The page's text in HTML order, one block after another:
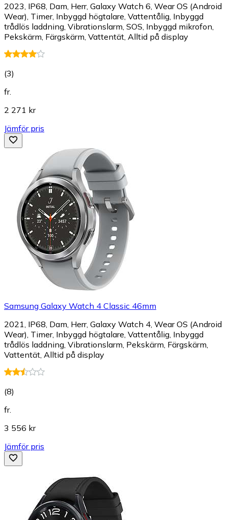
2023, IP68, Dam, Herr, Galaxy Watch 6, Wear OS (Android
Wear), Timer, Inbyggd högtalare, Vattentålig, Inbyggd
trådlös laddning, Vibrationslarm, SOS, Inbyggd mikrofon,
Pekskärm, Färgskärm, Vattentät, Alltid på display
(3)
fr.
2 271 kr
Jämför pris
Samsung Galaxy Watch 4 Classic 46mm
2021, IP68, Dam, Herr, Galaxy Watch 4, Wear OS (Android
Wear), Timer, Inbyggd högtalare, Vattentålig, Inbyggd
trådlös laddning, Vibrationslarm, Pekskärm, Färgskärm,
Vattentät, Alltid på display
(8)
fr.
3 556 kr
Jämför pris